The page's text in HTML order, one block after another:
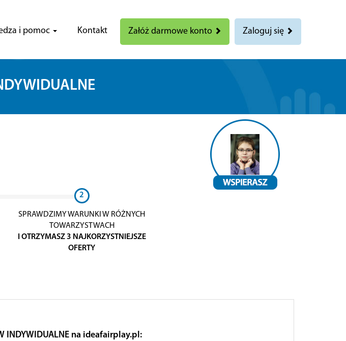
i pomoc Kontakt Załóż darmowe konto Zaloguj się
2
SPRAWDZIMY WARUNKI W RÓŻNYCH
TOWARZYSTWACH
I OTRZYMASZ 3 NAJKORZYSTNIEJSZE
OFERTY
INDYWIDUALNE na ideafairplay.pl: